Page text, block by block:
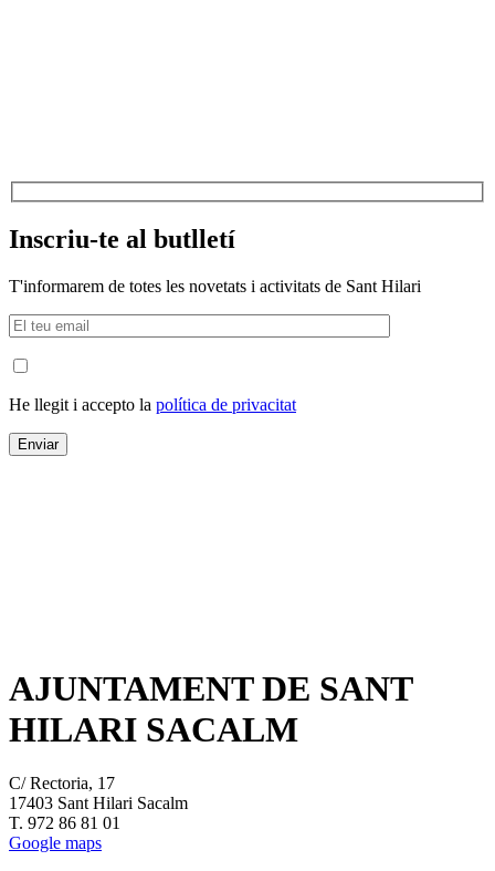
Inscriu-te al butlletí
T'informarem de totes les novetats i activitats de Sant Hilari
He llegit i accepto la política de privacitat
AJUNTAMENT DE SANT
HILARI SACALM
C/ Rectoria, 17
17403 Sant Hilari Sacalm
T. 972 86 81 01
Google maps